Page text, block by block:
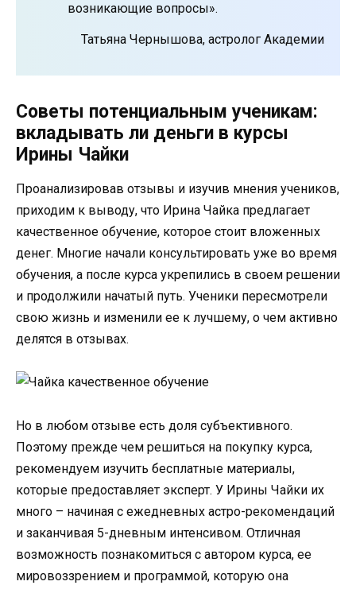
возникающие вопросы».
Татьяна Чернышова, астролог Академии
Советы потенциальным ученикам:
вкладывать ли деньги в курсы
Ирины Чайки
Проанализировав отзывы и изучив мнения учеников,
приходим к выводу, что Ирина Чайка предлагает
качественное обучение, которое стоит вложенных
денег. Многие начали консультировать уже во время
обучения, а после курса укрепились в своем решении
и продолжили начатый путь. Ученики пересмотрели
свою жизнь и изменили ее к лучшему, о чем активно
делятся в отзывах.
Но в любом отзыве есть доля субъективного.
Поэтому прежде чем решиться на покупку курса,
рекомендуем изучить бесплатные материалы,
которые предоставляет эксперт. У Ирины Чайки их
много – начиная с ежедневных астро-рекомендаций
и заканчивая 5-дневным интенсивом. Отличная
возможность познакомиться с автором курса, ее
мировоззрением и программой, которую она